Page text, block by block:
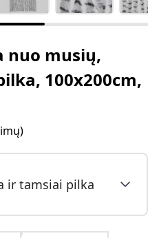
nuo musių,
100x200cm,
ir tamsiai pilka